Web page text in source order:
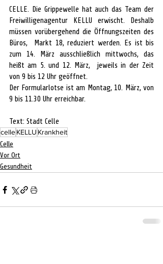
CELLE. Die Grippewelle hat auch das Team der
Freiwilligenagentur KELLU erwischt. Deshalb
müssen vorübergehend die Öffnungszeiten des
Büros,  Markt 18, reduziert werden. Es ist bis
zum 14. März ausschließlich mittwochs, das
heißt am 5. und 12. März,  jeweils in der Zeit
von 9 bis 12 Uhr geöffnet.
Der Formularlotse ist am Montag, 10. März, von
9 bis 11.30 Uhr erreichbar.
Text: Stadt Celle
celleKELLU Krankheit
Celle
Vor Ort
Gesundheit